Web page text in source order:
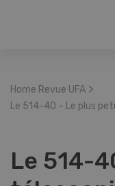
Home Revue UFA >
Le 514-40 – Le plus
Le 514-